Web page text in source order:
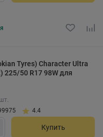
Tyres) Character Ultra
225/50 R17 98W для
4.4
Купить